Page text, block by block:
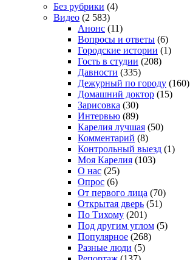
Без рубрики (4)
Видео (2 583)
Анонс (11)
Вопросы и ответы (6)
Городские истории (1)
Гость в студии (208)
Давности (335)
Дежурный по городу (160)
Домашний доктор (15)
Зарисовка (30)
Интервью (89)
Карелия лучшая (50)
Комментарий (8)
Контрольный выезд (1)
Моя Карелия (103)
О нас (25)
Опрос (6)
От первого лица (70)
Открытая дверь (51)
По Тихому (201)
Под другим углом (5)
Популярное (268)
Разные люди (5)